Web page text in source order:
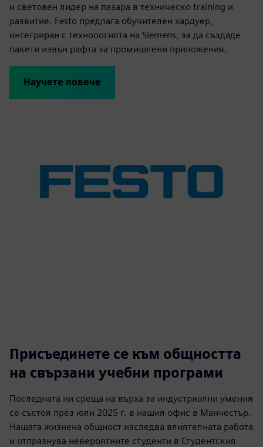
и световен лидер на пазара в техническо training и
развитие. Festo предлага обучителен хардуер,
интегриран с технологията на Siemens, за да създаде
пакети извън рафта за промишлени приложения.
Научете повече
Присъединете се към общността
на свързани учебни програми
Последната ни среща на върха за индустриални умения
се състоя през юли 2025 г. в нашия офис в Манчестър.
Нашата жизнена общност изследва влиятелната работа
и отпразнува невероятните студенти в Студентския